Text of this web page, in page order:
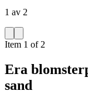
1 av 2
Item 1 of 2
Era
sand